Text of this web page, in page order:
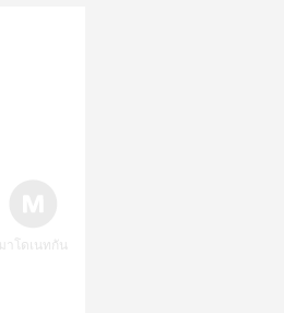
มาโดเนทกัน